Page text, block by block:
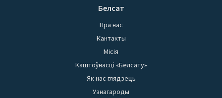
Белсат
Пра нас
Кантакты
Місія
Каштоўнасці «Белсату»
Як нас глядзець
Узнагароды